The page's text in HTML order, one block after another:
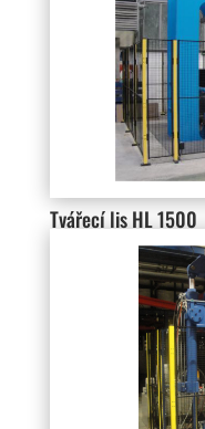
Tvářecí lis HL 1500